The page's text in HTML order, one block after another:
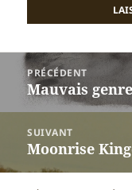
Navigation
l’article
PRÉCÉDENT
Article
précédent :
Mauvais
SUIVANT
Article
suivant :
Moonrise